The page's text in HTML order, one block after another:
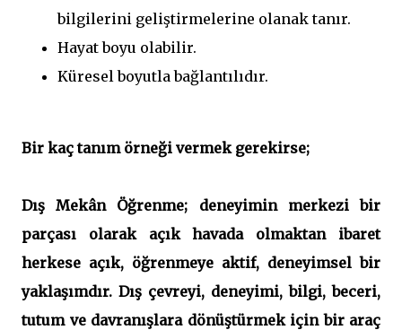
bilgilerini geliştirmelerine olanak tanır.
Hayat boyu olabilir.
Küresel boyutla bağlantılıdır.
Bir kaç tanım örneği vermek gerekirse;
Dış Mekân Öğrenme; deneyimin merkezi bir
parçası olarak açık havada olmaktan ibaret
herkese açık, öğrenmeye aktif, deneyimsel bir
yaklaşımdır. Dış çevreyi, deneyimi, bilgi, beceri,
tutum ve davranışlara dönüştürmek için bir araç